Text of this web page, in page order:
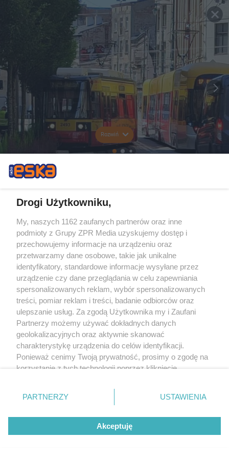
Rozwiń
Drogi Użytkowniku,
My, naszych 1162 zaufanych partnerów oraz inne
podmioty z Grupy ZPR Media uzyskujemy dostęp i
przechowujemy informacje na urządzeniu oraz
przetwarzamy dane osobowe, takie jak unikalne
identyfikatory, standardowe informacje wysyłane przez
urządzenie czy dane przeglądania w celu zapewniania
spersonalizowanych reklam, wybór spersonalizowanych
treści, pomiar reklam i treści, badanie odbiorców oraz
ulepszanie usług. Za zgodą Użytkownika my i Zaufani
Partnerzy możemy używać dokładnych danych
geolokalizacyjnych oraz aktywnie skanować
charakterystykę urządzenia do celów identyfikacji.
Ponieważ cenimy Twoją prywatność, prosimy o zgodę na
korzystanie z tych technologii poprzez kliknięcie
zmienić/wycofać klikając przycisk ustawień prywatności
znajdujący się w lewym dolnym rogu strony
rodzaje przetwarzania danych nie wymagają zgody
użytkownika, ale masz prawo sprzeciwić się takiemu
przetwarzaniu. Preferencje będą miały zastosowanie tylko
PARTNERZY USTAWIENIA
Akceptuję